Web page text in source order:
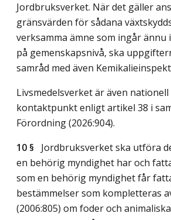
Jordbruksverket. När det gäller
gränsvärden för sådana
verksamma ämne som ingår
på gemenskapsnivå, ska
samråd med även
Livsmedelsverket är även
kontaktpunkt enligt artikel 38 i
Förordning (2026:904).
10 § Jordbruksverket ska utföra
en behörig myndighet har och
som en behörig myndighet får
bestämmelser som kompletteras
(2006:805) om foder och